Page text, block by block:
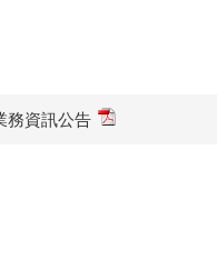
務資訊公告